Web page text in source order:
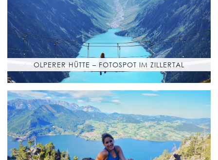
OLPERER HÜTTE – FOTOSPOT IM ZILLERTAL